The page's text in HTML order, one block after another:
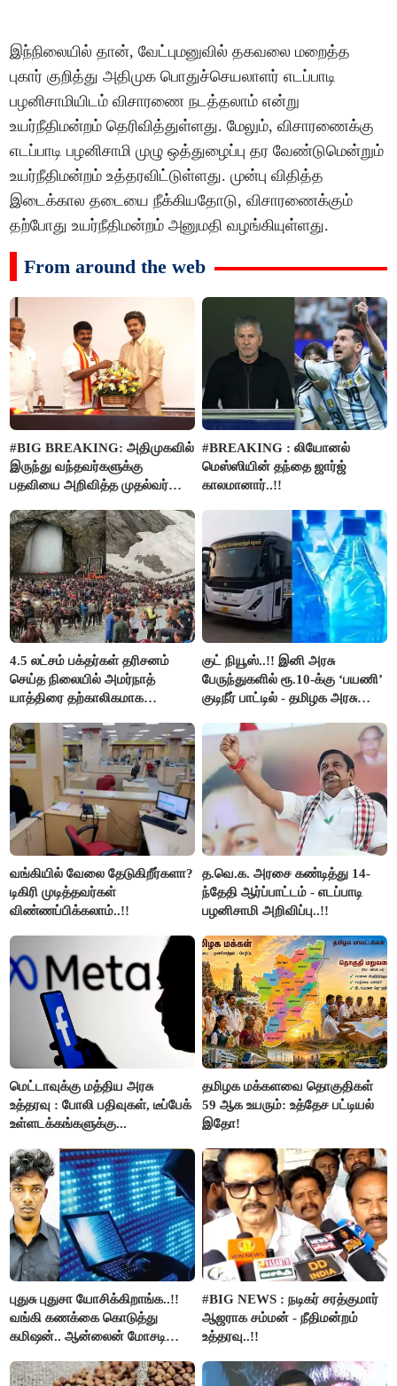
இந்நிலையில் தான், வேட்புமனுவில் தகவலை மறைத்த
புகார் குறித்து அதிமுக பொதுச்செயலாளர் எடப்பாடி
பழனிசாமியிடம் விசாரணை நடத்தலாம் என்று
உயர்நீதிமன்றம் தெரிவித்துள்ளது. மேலும், விசாரணைக்கு
எடப்பாடி பழனிசாமி முழு ஒத்துழைப்பு தர வேண்டுமென்றும்
உயர்நீதிமன்றம் உத்தரவிட்டுள்ளது. முன்பு விதித்த
இடைக்கால தடையை நீக்கியதோடு, விசாரணைக்கும்
தற்போது உயர்நீதிமன்றம் அனுமதி வழங்கியுள்ளது.
From around the web
#BIG BREAKING: அதிமுகவில்
இருந்து வந்தவர்களுக்கு
பதவியை அறிவித்த முதல்வர்
#BREAKING : லியோனல்
மெஸ்ஸியின் தந்தை ஜார்ஜ்
காலமானார்..!!
4.5 லட்சம் பக்தர்கள் தரிசனம்
செய்த நிலையில் அமர்நாத்
யாத்திரை தற்காலிகமாக
குட் நியூஸ்..!! இனி அரசு
பேருந்துகளில் ரூ.10-க்கு ‘பயணி’
குடிநீர் பாட்டில் - தமிழக அரசு
வங்கியில் வேலை தேடுகிறீர்களா?
டிகிரி முடித்தவர்கள்
விண்ணப்பிக்கலாம்..!!
த.வெ.க. அரசை கண்டித்து 14-
ந்தேதி ஆர்ப்பாட்டம் - எடப்பாடி
பழனிசாமி அறிவிப்பு..!!
மெட்டாவுக்கு மத்திய அரசு
உத்தரவு : போலி பதிவுகள், டீப்பேக்
உள்ளடக்கங்களுக்கு...
தமிழக மக்களவை தொகுதிகள்
59 ஆக உயரும்: உத்தேச பட்டியல்
இதோ!
புதுசு புதுசா யோசிக்கிறாங்க..!!
வங்கி கணக்கை கொடுத்து
கமிஷன்.. ஆன்லைன் மோசடி
கைது..!!
#BIG NEWS : நடிகர் சரத்குமார்
ஆஜராக சம்மன் - நீதிமன்றம்
உத்தரவு..!!